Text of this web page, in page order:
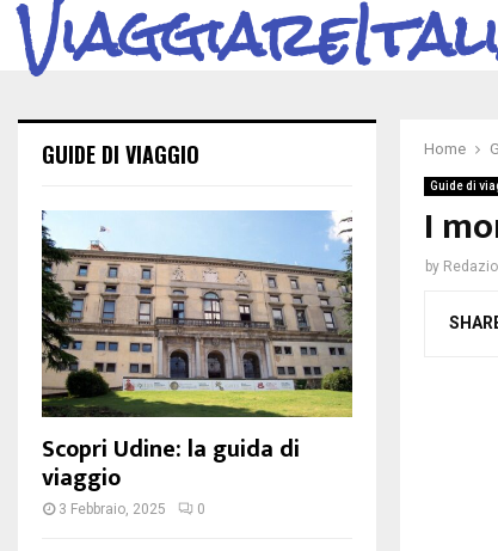
Home
Guide di
I
by
GUIDE DI VIAGGIO
Scopri Udine: la guida di
viaggio
3 Febbraio, 2025 0